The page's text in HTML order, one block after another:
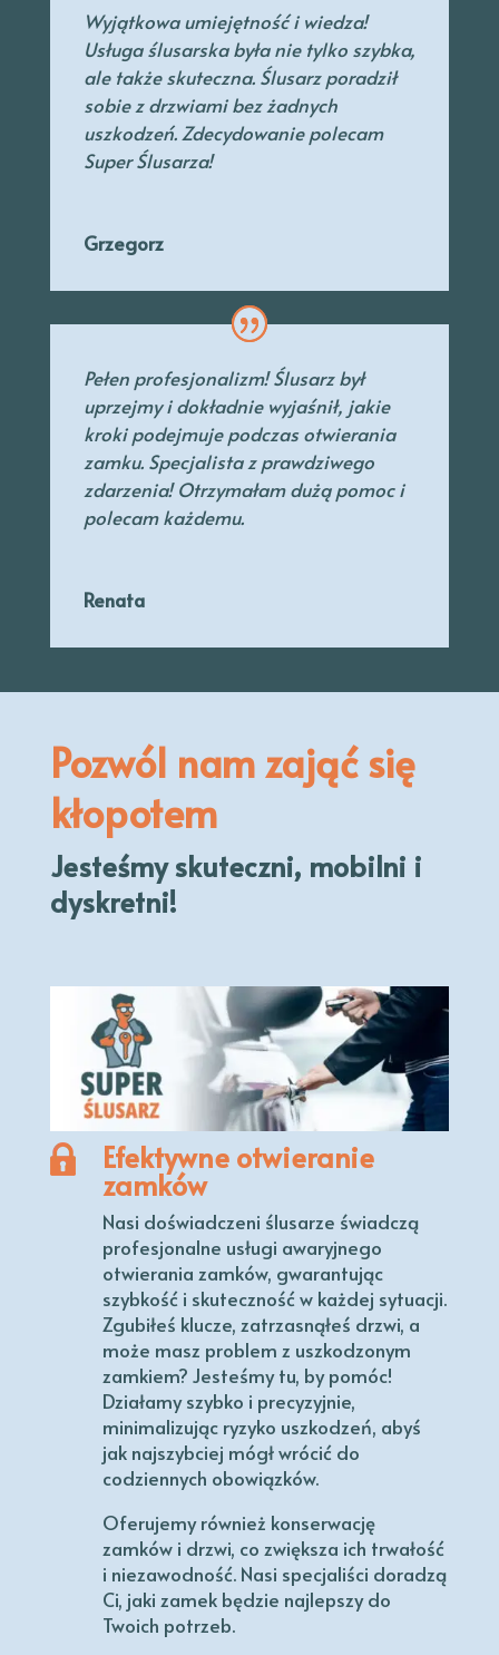
Wyjątkowa umiejętność i wiedza!
Usługa ślusarska była nie tylko szybka,
ale także skuteczna. Ślusarz poradził
sobie z drzwiami bez żadnych
uszkodzeń. Zdecydowanie polecam
Super Ślusarza!
Grzegorz
Pełen profesjonalizm! Ślusarz był
uprzejmyi dokładnie wyjaśnił, jakie
kroki podejmuje podczas otwierania
zamku. Specjalistaz prawdziwego
zdarzenia! Otrzymałam dużą pomoc i
polecam każdemu.
Renata
Pozwól nam zająć się
kłopotem
Jesteśmy skuteczni, mobilni i
dyskretni!
Efektywne otwieranie
zamków
Nasi doświadczeni ślusarze świadczą
profesjonalne usługi awaryjnego
otwierania zamków, gwarantując
szybkość i skuteczność w każdej sytuacji.
Zgubiłeś klucze, zatrzasnąłeś drzwi, a
może masz problem z uszkodzonym
zamkiem? Jesteśmy tu, by pomóc!
Działamy szybko i precyzyjnie,
minimalizując ryzyko uszkodzeń, abyś
jak najszybciej mógł wrócić do
codziennych obowiązków.
Oferujemy również konserwację
zamków i drzwi, co zwiększa ich trwałość
i niezawodność. Nasi specjaliści doradzą
Ci, jaki zamek będzie najlepszy do
Twoich potrzeb.